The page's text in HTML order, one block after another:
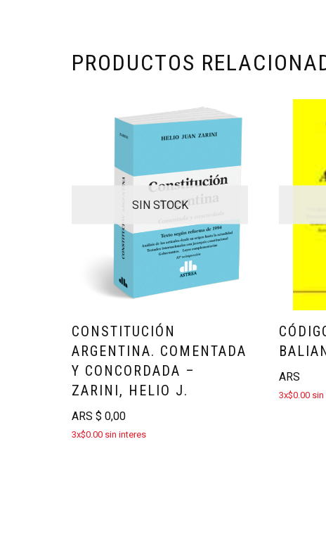
PRODUCTOS
SIN STOCK
CONSTITUCIÓN
ARGENTINA. COMENTADA
Y CONCORDADA –
ZARINI, HELIO J.
ARS $ 0,00
3x$0.00 sin interes
ARS
3x$0.00